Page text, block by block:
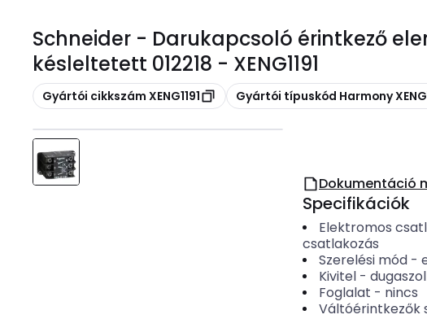
Schneider - Darukapcsoló érintkező
késleltetett 012218 - XENG1191
Másolás
Gyártói cikkszám XENG1191 Másolás
Gyártói típuskód Harmony
Dokumentáció
Specifikációk
Elektromos
csatlakozás
Szerelési mód-
Kivitel-
Foglalat - nincs
Váltóérintkezők